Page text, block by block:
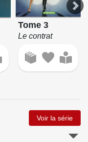
Tome 3
Le contrat
Voir la série